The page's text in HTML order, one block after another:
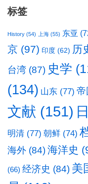
标签
History (54) 上海 (55) 东亚
京 (97) 印度 (62) 历
台湾 (87) 史学
(134) 山东 (77) 帝
文献 (151)
明清 (77) 朝鲜 (74)
海外 (84)海洋史
(66) 经济史 (84) 美